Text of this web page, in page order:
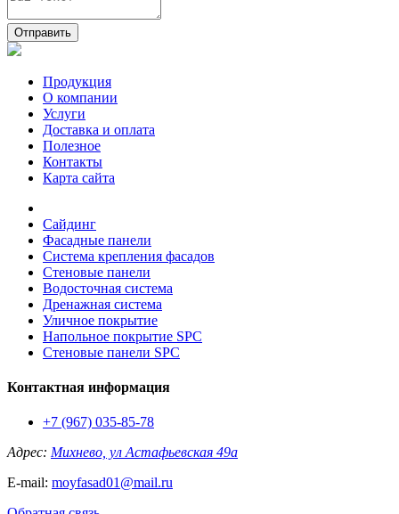
Отправить
Продукция
О компании
Услуги
Доставка и оплата
Полезное
Контакты
Карта сайта
Сайдинг
Фасадные панели
Система крепления фасадов
Стеновые панели
Водосточная система
Дренажная система
Уличное покрытие
Напольное покрытие SPC
Стеновые панели SPC
Контактная информация
+7 (967) 035-85-78
Адрес: Михнево, ул Астафьевская 49а
E-mail: moyfasad01@mail.ru